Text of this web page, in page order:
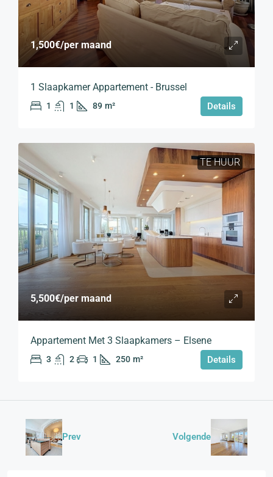
1,500€/per maand
1 Slaapkamer Appartement - Brussel
1 1 89 m² Details
TE HUUR
5,500€/per maand
Appartement Met 3 Slaapkamers – Elsene
3 2 1 250 m² Details
Prev Volgende